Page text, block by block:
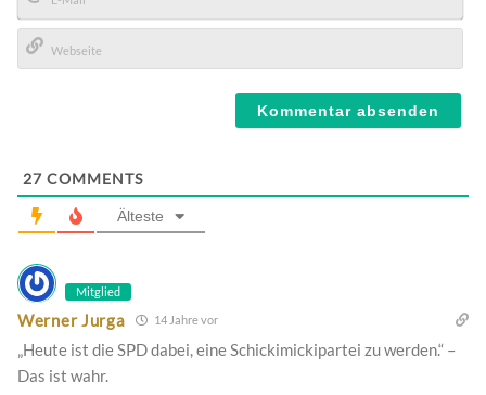
E-
Mail*
27 COMMENTS
Älteste
Mitglied
Werner Jurga 14 Jahre vor
„Heute ist die SPD dabei, eine Schickimickipartei zu werden.“ –
Das ist wahr.